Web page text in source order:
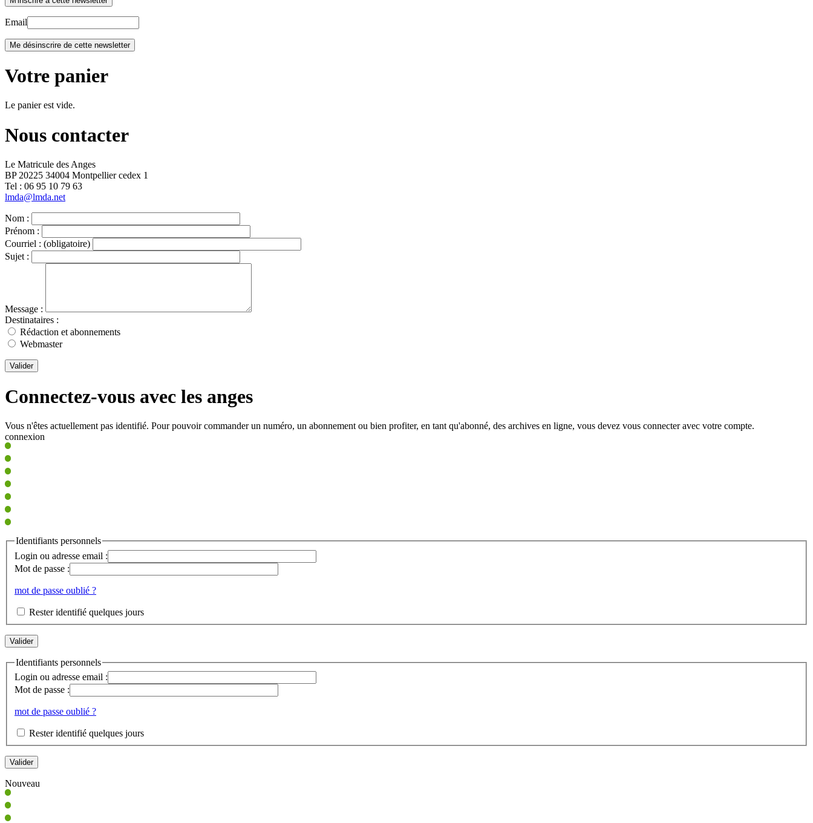
Email
Votre panier
Le panier est vide.
Nous contacter
Le Matricule des Anges
BP 20225 34004 Montpellier cedex 1
Tel : ‭06 95 10 79 63
lmda@lmda.net
Nom :
Prénom :
Courriel : (obligatoire)
Sujet :
Message :
Destinataires :
Rédaction et abonnements
Webmaster
Valider
Connectez-vous avec les anges
Vous n'êtes actuellement pas identifié. Pour pouvoir commander un numéro, un abonnement ou bien profiter, en tant qu'abonné, des archives en ligne, vous devez vous connecter avec votre compte.
connexion
Identifiants personnels
Login ou adresse email :
Mot de passe :
mot de passe oublié ?
Rester identifié quelques jours
Identifiants personnels
Login ou adresse email :
Mot de passe :
mot de passe oublié ?
Rester identifié quelques jours
Nouveau